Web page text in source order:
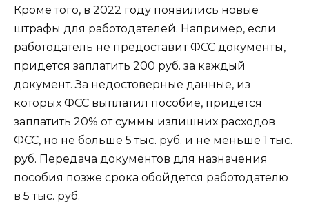
Кроме того, в 2022 году появились новые
штрафы для работодателей. Например, если
работодатель не предоставит ФСС документы,
придется заплатить 200 руб. за каждый
документ. За недостоверные данные, из
которых ФСС выплатил пособие, придется
заплатить 20% от суммы излишних расходов
ФСС, но не больше 5 тыс. руб. и не меньше 1 тыс.
руб. Передача документов для назначения
пособия позже срока обойдется работодателю
в 5 тыс. руб.